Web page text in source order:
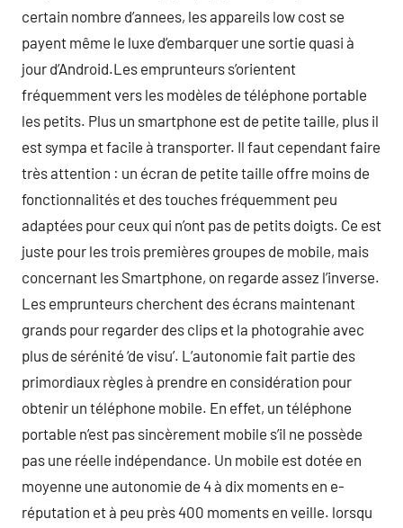
certain nombre d’annees, les appareils low cost se
payent même le luxe d’embarquer une sortie quasi à
jour d’Android.Les emprunteurs s’orientent
fréquemment vers les modèles de téléphone portable
les petits. Plus un smartphone est de petite taille, plus il
est sympa et facile à transporter. Il faut cependant faire
très attention : un écran de petite taille offre moins de
fonctionnalités et des touches fréquemment peu
adaptées pour ceux qui n’ont pas de petits doigts. Ce est
juste pour les trois premières groupes de mobile, mais
concernant les Smartphone, on regarde assez l’inverse.
Les emprunteurs cherchent des écrans maintenant
grands pour regarder des clips et la photograhie avec
plus de sérénité ‘de visu’. L’autonomie fait partie des
primordiaux règles à prendre en considération pour
obtenir un téléphone mobile. En effet, un téléphone
portable n’est pas sincèrement mobile s’il ne possède
pas une réelle indépendance. Un mobile est dotée en
moyenne une autonomie de 4 à dix moments en e-
réputation et à peu près 400 moments en veille. lorsqu